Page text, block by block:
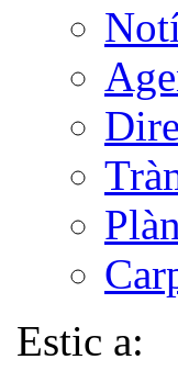
Estic a: